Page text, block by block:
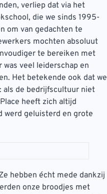
verliep dat via het
die we sinds 1995-
om van gedachten te
mochten absoluut
te bereiken met
veel leiderschap en
Het betekende ook dat we
als de bedrijfscultuur niet
heeft zich altijd
werd geluisterd en grote
hebben écht mede dankzij
onze broodjes met